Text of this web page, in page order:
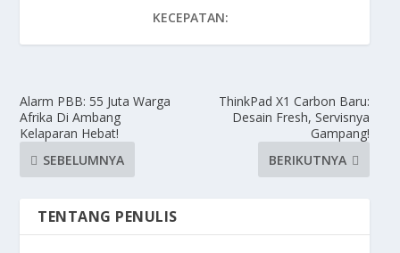
KECEPATAN:
Alarm PBB: 55 Juta Warga
Afrika Di Ambang
Kelaparan Hebat!
SEBELUMNYA
ThinkPad X1 Carbon Baru:
Desain Fresh, Servisnya
Gampang!
BERIKUTNYA
TENTANG PENULIS